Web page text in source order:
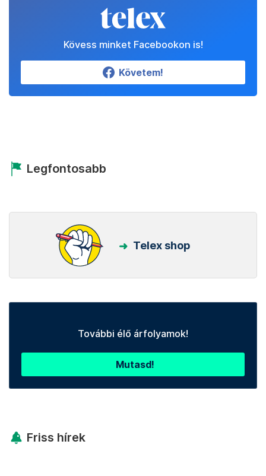
Kövess minket Facebookon is!
Követem!
Legfontosabb
Telex shop
További élő árfolyamok!
Mutasd!
Friss hírek